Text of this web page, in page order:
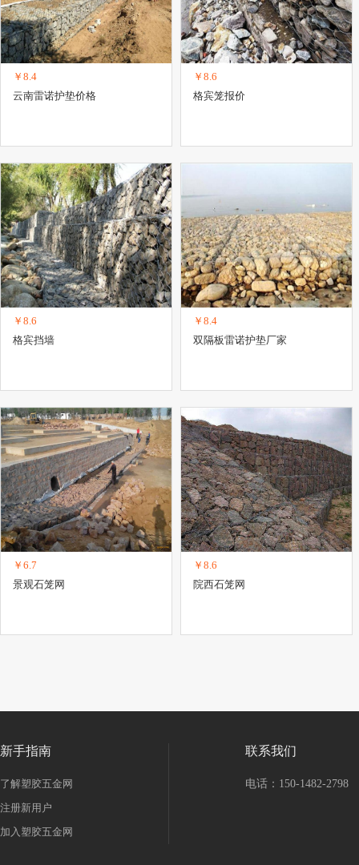
￥8.4
云南雷诺护垫价格
￥8.6
格宾笼报价
￥8.6
格宾挡墙
￥8.4
双隔板雷诺护垫厂家
￥6.7
景观石笼网
￥8.6
院西石笼网
新手指南
了解塑胶五金网
注册新用户
加入塑胶五金网
联系我们
电话：150-1482-2798